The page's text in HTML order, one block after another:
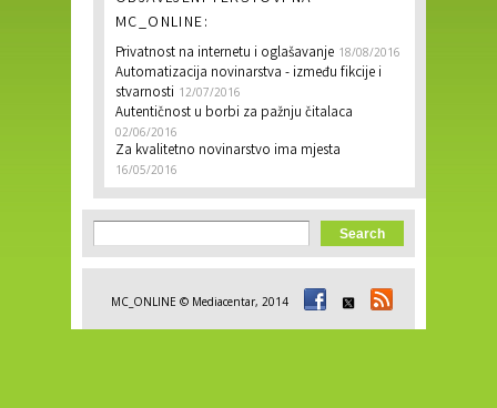
MC_ONLINE:
Privatnost na internetu i oglašavanje 18/08/2016
Automatizacija novinarstva - između fikcije i
stvarnosti 12/07/2016
Autentičnost u borbi za pažnju čitalaca
02/06/2016
Za kvalitetno novinarstvo ima mjesta
16/05/2016
Search form
Search
MC_ONLINE © Mediacentar, 2014